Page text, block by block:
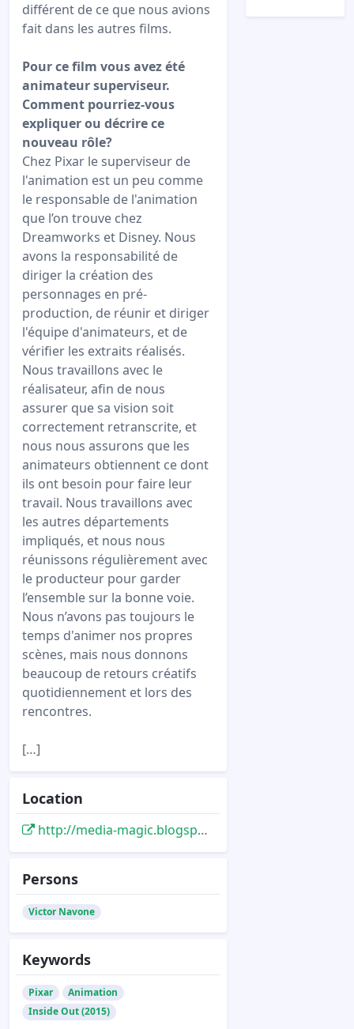
différent de ce que nous avions
fait dans les autres films.
Pour ce film vous avez été
animateur superviseur.
Comment pourriez-vous
expliquer ou décrire ce
nouveau rôle?
Chez Pixar le superviseur de
l'animation est un peu comme
le responsable de l'animation
que l’on trouve chez
Dreamworks et Disney. Nous
avons la responsabilité de
diriger la création des
personnages en pré-
production, de réunir et diriger
l'équipe d'animateurs, et de
vérifier les extraits réalisés.
Nous travaillons avec le
réalisateur, afin de nous
assurer que sa vision soit
correctement retranscrite, et
nous nous assurons que les
animateurs obtiennent ce dont
ils ont besoin pour faire leur
travail. Nous travaillons avec
les autres départements
impliqués, et nous nous
réunissons régulièrement avec
le producteur pour garder
l’ensemble sur la bonne voie.
Nous n’avons pas toujours le
temps d'animer nos propres
scènes, mais nous donnons
beaucoup de retours créatifs
quotidiennement et lors des
rencontres.
[…]
Location
http://media-magic.blogspot.com/2015/12/vice-versa-entretien-avec-le.html
Persons
Victor Navone
Keywords
Pixar
Animation
Inside Out (2015)